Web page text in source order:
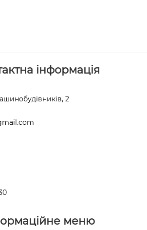
інформація
2
меню